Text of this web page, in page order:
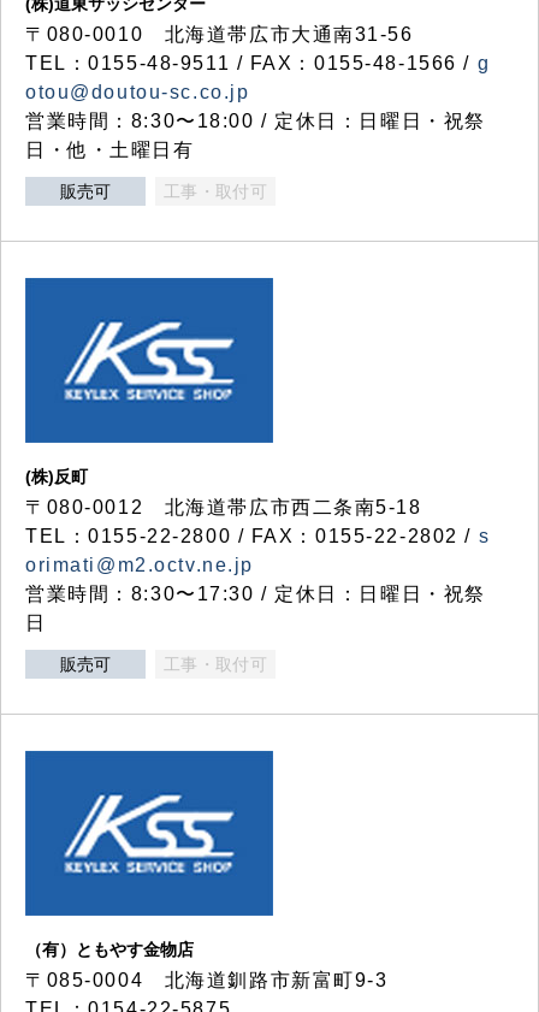
〒080-0010 北海道帯広市大通南31-56
TEL：0155-48-9511 / FAX：0155-48-1566 / g
otou@doutou-sc.co.jp
営業時間：8:30〜18:00 / 定休日：日曜日・祝祭
日・他・土曜日有
販売可 工事・取付可
(株)反町
〒080-0012 北海道帯広市西二条南5-18
TEL：0155-22-2800 / FAX：0155-22-2802 / s
orimati@m2.octv.ne.jp
営業時間：8:30〜17:30 / 定休日：日曜日・祝祭
日
販売可 工事・取付可
（有）ともやす金物店
〒085-0004 北海道釧路市新富町9-3